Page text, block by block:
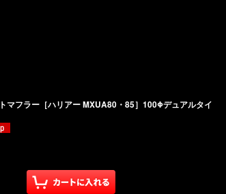
マフラー［ハリアー MXUA80・85］100Φデュアルタイ